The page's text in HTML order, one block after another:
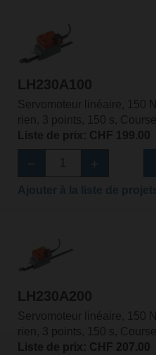
LH230A100
Servomoteur linéaire, 150
rien, 3 points, 150 s,
Liste de prix: CHF 199.00
LH230A200
Servomoteur linéaire, 150
rien, 3 points, 150 s,
Liste de prix: CHF 207.00